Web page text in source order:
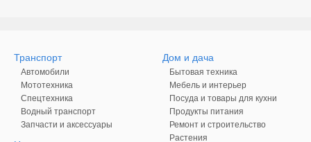
Транспорт
Автомобили
Мототехника
Спецтехника
Водный транспорт
Запчасти и аксессуары
Дом и дача
Бытовая техника
Мебель и интерьер
Посуда и товары для кухни
Продукты питания
Ремонт и строительство
Растения